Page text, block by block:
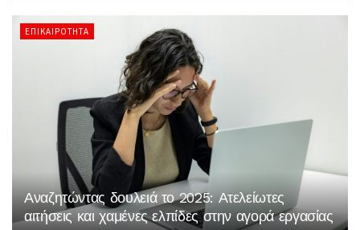
ΕΠΙΚΑΙΡΌΤΗΤΑ
Αναζητώντας δουλειά το 2025: Ατελείωτες
αιτήσεις και χαμένες ελπίδες στην αγορά εργασίας